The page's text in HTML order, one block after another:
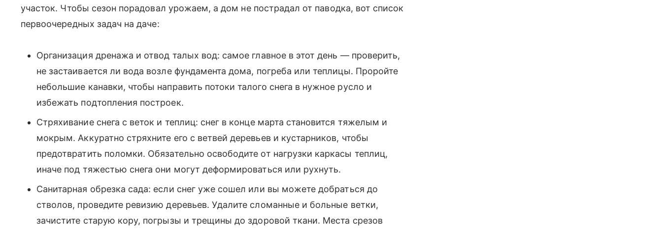
участок. Чтобы сезон порадовал урожаем, а дом не пострадал от паводка, вот список
первоочередных задач на даче:
Организация дренажа и отвод талых вод: самое главное в этот день — проверить,
не застаивается ли вода возле фундамента дома, погреба или теплицы. Проройте
небольшие канавки, чтобы направить потоки талого снега в нужное русло и
избежать подтопления построек.
Стряхивание снега с веток и теплиц: снег в конце марта становится тяжелым и
мокрым. Аккуратно стряхните его с ветвей деревьев и кустарников, чтобы
предотвратить поломки. Обязательно освободите от нагрузки каркасы теплиц,
иначе под тяжестью снега они могут деформироваться или рухнуть.
Санитарная обрезка сада: если снег уже сошел или вы можете добраться до
стволов, проведите ревизию деревьев. Удалите сломанные и больные ветки,
зачистите старую кору, погрызы и трещины до здоровой ткани. Места срезов